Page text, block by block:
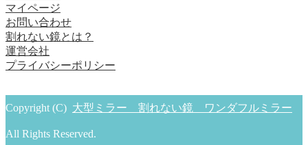
マイページ
お問い合わせ
割れない鏡とは？
運営会社
プライバシーポリシー
Copyright (C) 大型ミラー 割れない鏡 ワンダフルミラー
All Rights Reserved.